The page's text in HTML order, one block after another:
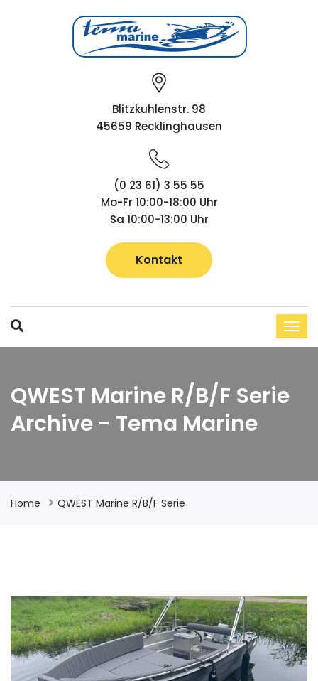
Blitzkuhlenstr. 98
45659 Recklinghausen
(0 23 61) 3 55 55
Mo-Fr 10:00-18:00 Uhr
Sa 10:00-13:00 Uhr
Kontakt
QWEST Marine R/B/F Serie
Archive - Tema Marine
Home QWEST Marine R/B/F Serie